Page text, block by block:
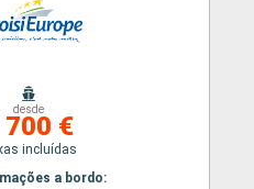
desde
700 €
incluídas
a bordo: